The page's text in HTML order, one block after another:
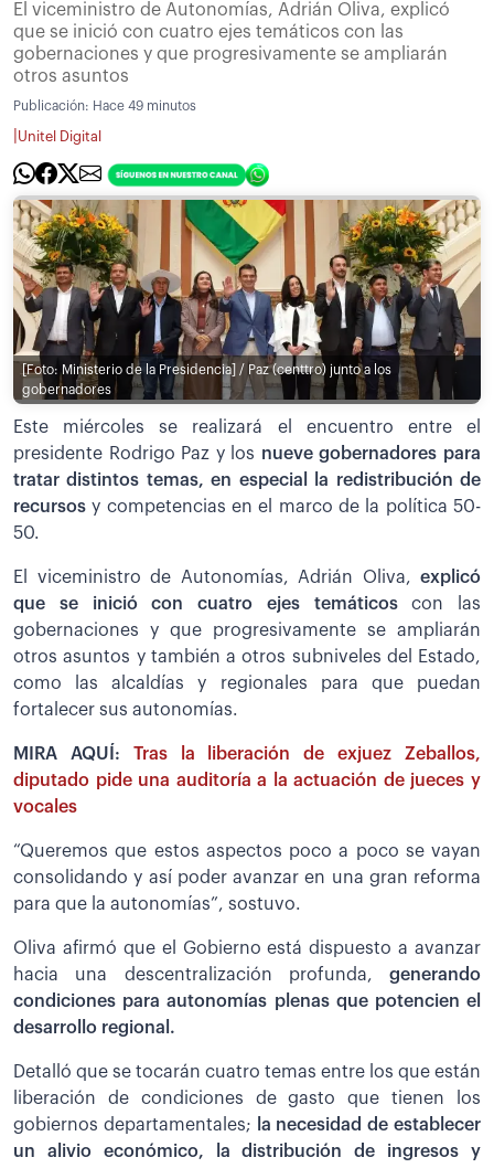
El viceministro de Autonomías, Adrián Oliva, explicó
que se inició con cuatro ejes temáticos con las
gobernaciones y que progresivamente se ampliarán
otros asuntos
Publicación: Hace 49 minutos
Unitel Digital
[Foto: Ministerio de la Presidencia] / Paz (centtro) junto a los
gobernadores
Este miércoles se realizará el encuentro entre el
presidente Rodrigo Paz y los nueve gobernadores para
tratar distintos temas, en especial la redistribución de
recursos y competencias en el marco de la política 50-
50.
El viceministro de Autonomías, Adrián Oliva, explicó
que se inició con cuatro ejes temáticoscon las
gobernaciones y que progresivamente se ampliarán
otros asuntos y también a otros subniveles del Estado,
como las alcaldías y regionales para que puedan
fortalecer sus autonomías.
MIRA AQUÍ: Tras la liberación de exjuez Zeballos,
diputado pide una auditoría a la actuación de jueces y
vocales
“Queremos que estos aspectos poco a poco se vayan
consolidando y así poder avanzar en una gran reforma
para que la autonomías”, sostuvo.
Oliva afirmó que el Gobierno está dispuesto a avanzar
hacia una descentralización profunda, generando
condiciones para autonomías plenas que potencien el
desarrollo regional.
Detalló que se tocarán cuatro temas entre los que están
liberación de condiciones de gasto que tienen los
gobiernos departamentales;
la necesidad de establecer
un alivio económico, la distribución de ingresos y